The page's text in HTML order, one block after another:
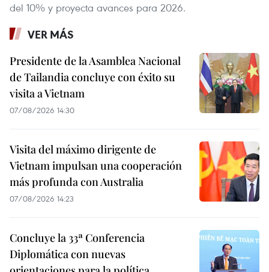
del 10% y proyecta avances para 2026.
VER MÁS
Presidente de la Asamblea Nacional
de Tailandia concluye con éxito su
visita a Vietnam
07/08/2026 14:30
Visita del máximo dirigente de
Vietnam impulsan una cooperación
más profunda con Australia
07/08/2026 14:23
Concluye la 33ª Conferencia
Diplomática con nuevas